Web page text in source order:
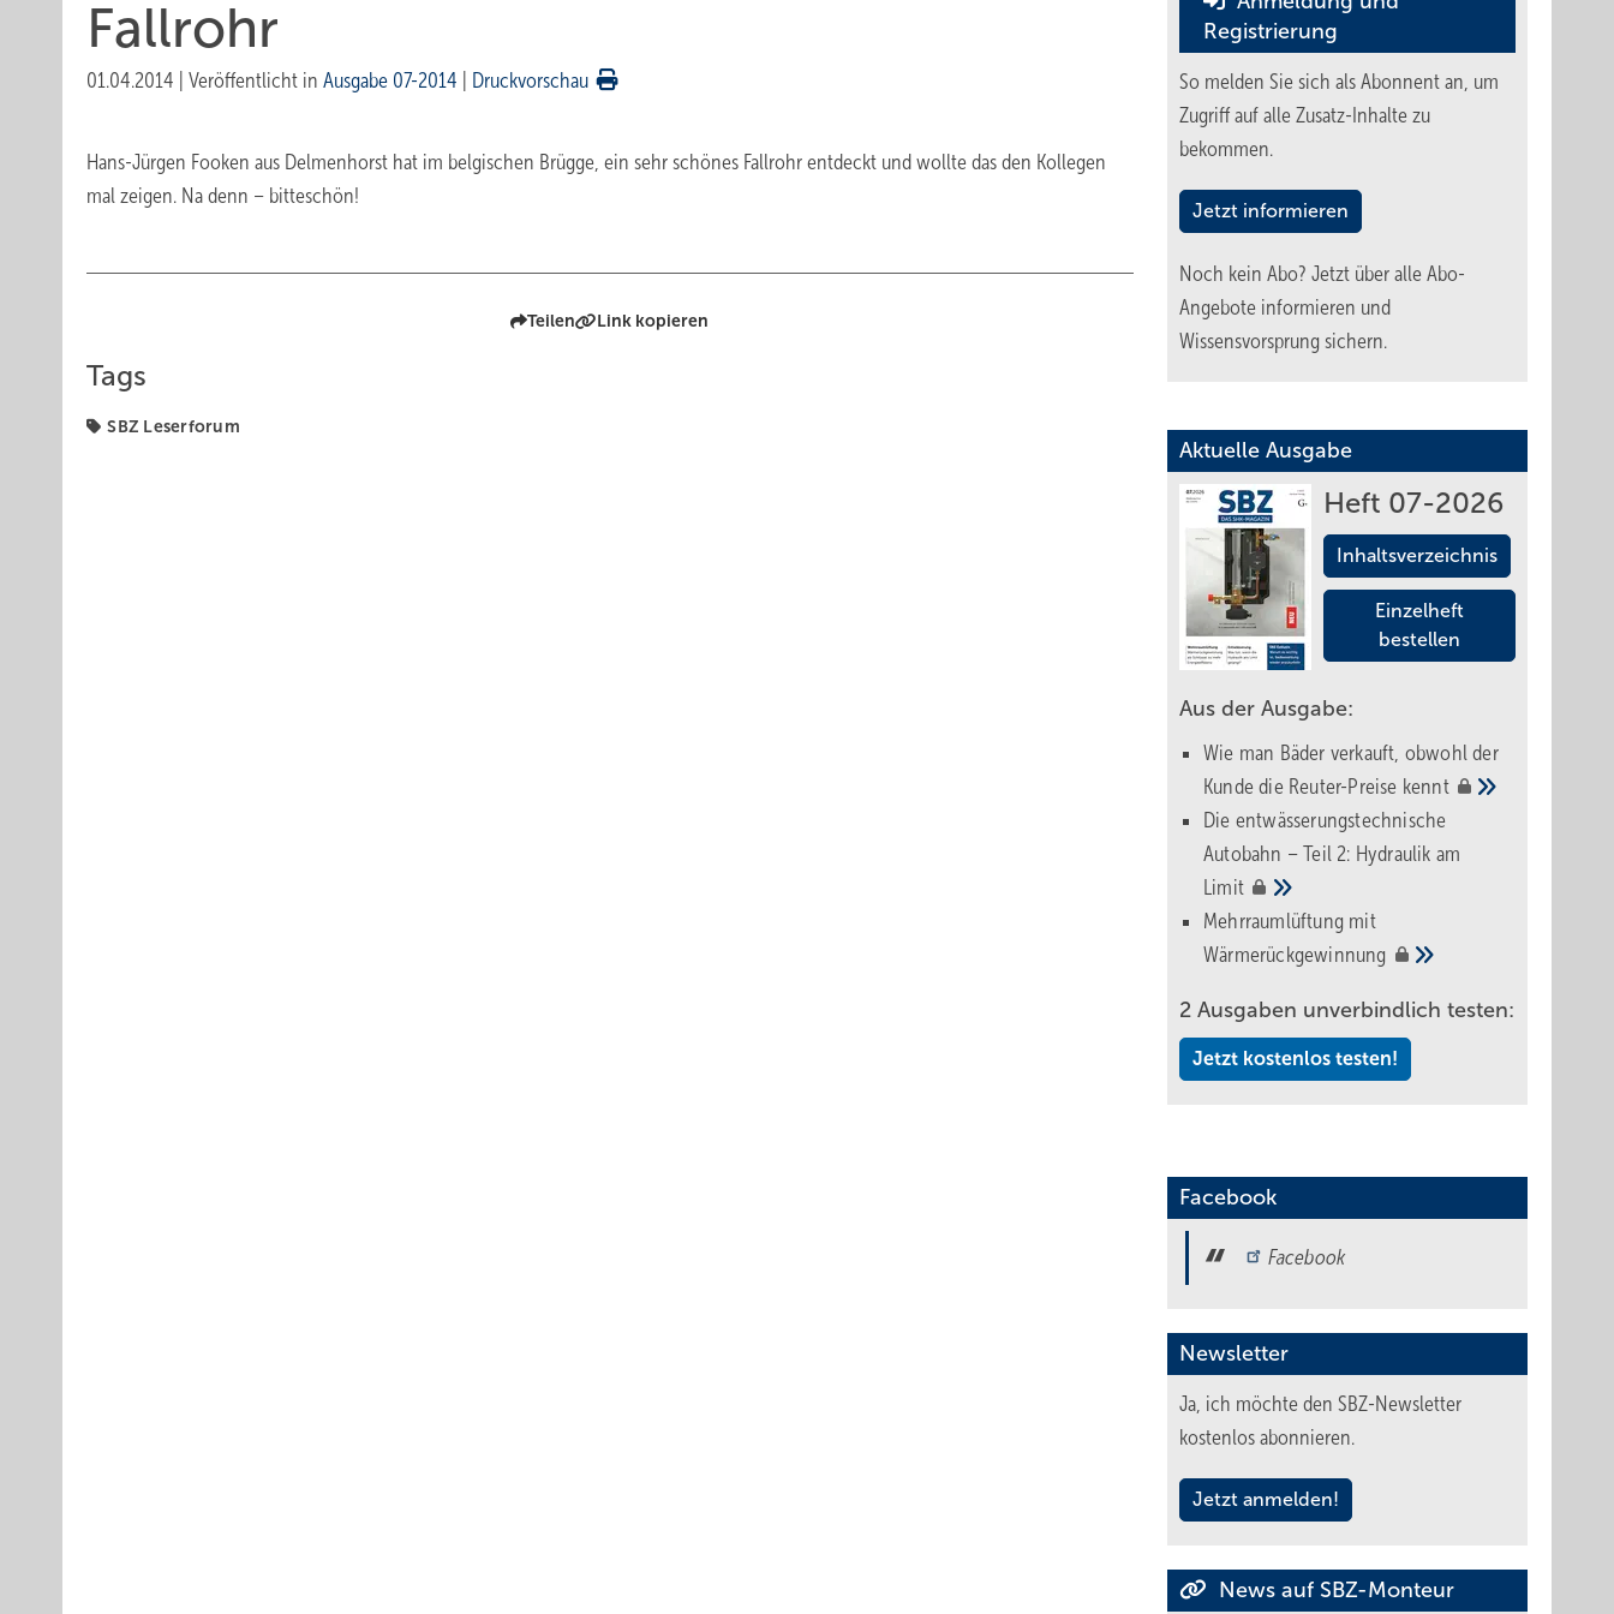
Fallrohr
01.04.2014 Veröffentlicht in Ausgabe 07-2014 Druckvorschau
Hans-Jürgen ­Fooken aus Delmenhorst hat im belgischen Brügge, ein sehr schönes Fallrohr entdeckt und wollte das den Kollegen
mal zeigen. Na denn – bitteschön!
Teilen Link kopieren
Tags
SBZ Leserforum
Registrierung
So melden Sie sich als Abonnent an, um
Zugriff auf alle Zusatz-Inhalte zu
bekommen.
Jetzt informieren
Noch kein Abo? Jetzt über alle Abo-
Angebote informieren und
Wissensvorsprung sichern.
Aktuelle Ausgabe
Heft 07-2026
Inhaltsverzeichnis
Einzelheft
bestellen
Aus der Ausgabe:
Wie man Bäder verkauft, obwohl der
Kunde die Reuter-Preise kennt
Die entwässerungstechnische
Autobahn – Teil 2: Hydraulik am
Limit
Mehrraumlüftung mit
Wärmerückgewinnung
2 Ausgaben unverbindlich testen:
Jetzt kostenlos testen!
Facebook
Facebook
Newsletter
Ja, ich möchte den SBZ-Newsletter
kostenlos abonnieren.
Jetzt anmelden!
News auf SBZ-Monteur